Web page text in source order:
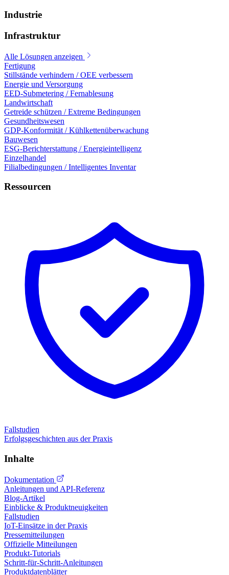
Industrie
Infrastruktur
Alle Lösungen anzeigen
Fertigung
Stillstände verhindern / OEE verbessern
Energie und Versorgung
EED-Submetering / Fernablesung
Landwirtschaft
Getreide schützen / Extreme Bedingungen
Gesundheitswesen
GDP-Konformität / Kühlkettenüberwachung
Bauwesen
ESG-Berichterstattung / Energieintelligenz
Einzelhandel
Filialbedingungen / Intelligentes Inventar
Ressourcen
Fallstudien
Erfolgsgeschichten aus der Praxis
Inhalte
Dokumentation
Anleitungen und API-Referenz
Blog-Artikel
Einblicke & Produktneuigkeiten
Fallstudien
IoT-Einsätze in der Praxis
Pressemitteilungen
Offizielle Mitteilungen
Produkt-Tutorials
Schritt-für-Schritt-Anleitungen
Produktdatenblätter